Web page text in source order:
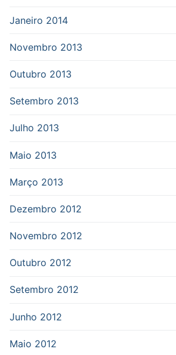
Janeiro 2014
Novembro 2013
Outubro 2013
Setembro 2013
Julho 2013
Maio 2013
Março 2013
Dezembro 2012
Novembro 2012
Outubro 2012
Setembro 2012
Junho 2012
Maio 2012